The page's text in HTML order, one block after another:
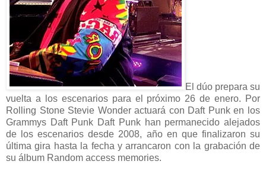
El dúo prepara su
vuelta a los escenarios para el próximo 26 de enero. Por
Rolling Stone Stevie Wonder actuará con Daft Punk en los
Grammys Daft Punk Daft Punk han permanecido alejados
de los escenarios desde 2008, año en que finalizaron su
última gira hasta la fecha y arrancaron con la grabación de
su álbum Random access memories.